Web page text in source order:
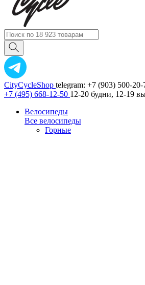
CityCycleShop telegram: +7 (903) 500-20-
+7 (495) 668-12-50 12-20 будни, 12-19
Велосипеды
Все велосипеды
Горные